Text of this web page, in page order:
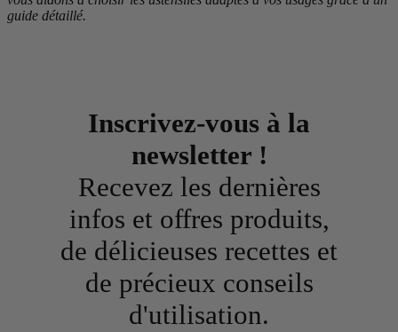
guide détaillé.
Inscrivez-vous à la
newsletter !
Recevez les dernières
infos et offres produits,
de délicieuses recettes et
de précieux conseils
d'utilisation.